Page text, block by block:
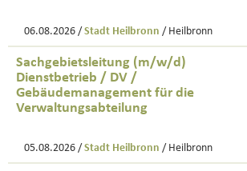
06.08.2026 / Stadt Heilbronn / Heilbronn
Sachgebietsleitung (m/w/d)
Dienstbetrieb / DV /
Gebäudemanagement für die
Verwaltungsabteilung
05.08.2026 / Stadt Heilbronn / Heilbronn